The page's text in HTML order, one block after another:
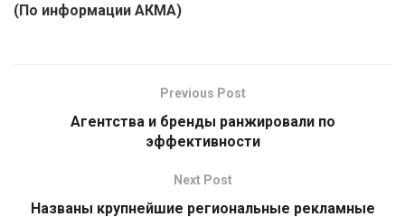
(По информации АКМА)
Previous Post
Агентства и бренды ранжировали по
эффективности
Next Post
Названы крупнейшие региональные рекламные